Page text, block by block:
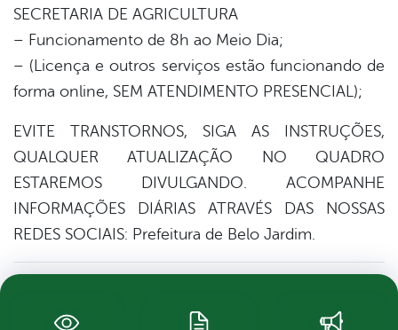
SECRETARIA DE AGRICULTURA
– Funcionamento de 8h ao Meio Dia;
– (Licença e outros serviços estão funcionando de
forma online, SEM ATENDIMENTO PRESENCIAL);
EVITE TRANSTORNOS, SIGA AS INSTRUÇÕES,
QUALQUER ATUALIZAÇÃO NO QUADRO
ESTAREMOS DIVULGANDO. ACOMPANHE
INFORMAÇÕES DIÁRIAS ATRAVÉS DAS NOSSAS
REDES SOCIAIS: Prefeitura de Belo Jardim.